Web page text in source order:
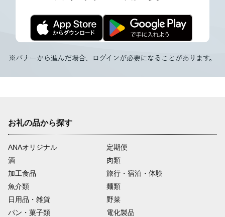
お礼の品から探す
ANAオリジナル
定期便
酒
肉類
加工食品
旅行・宿泊・体験
魚介類
麺類
日用品・雑貨
野菜
パン・菓子類
電化製品